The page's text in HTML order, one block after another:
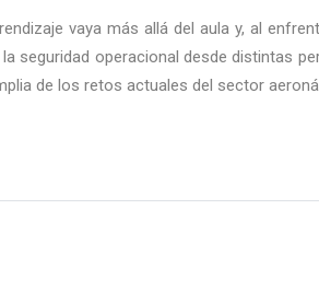
vaya más allá del aula y, al
seguridad operacional desde distintas
de los retos actuales del sector